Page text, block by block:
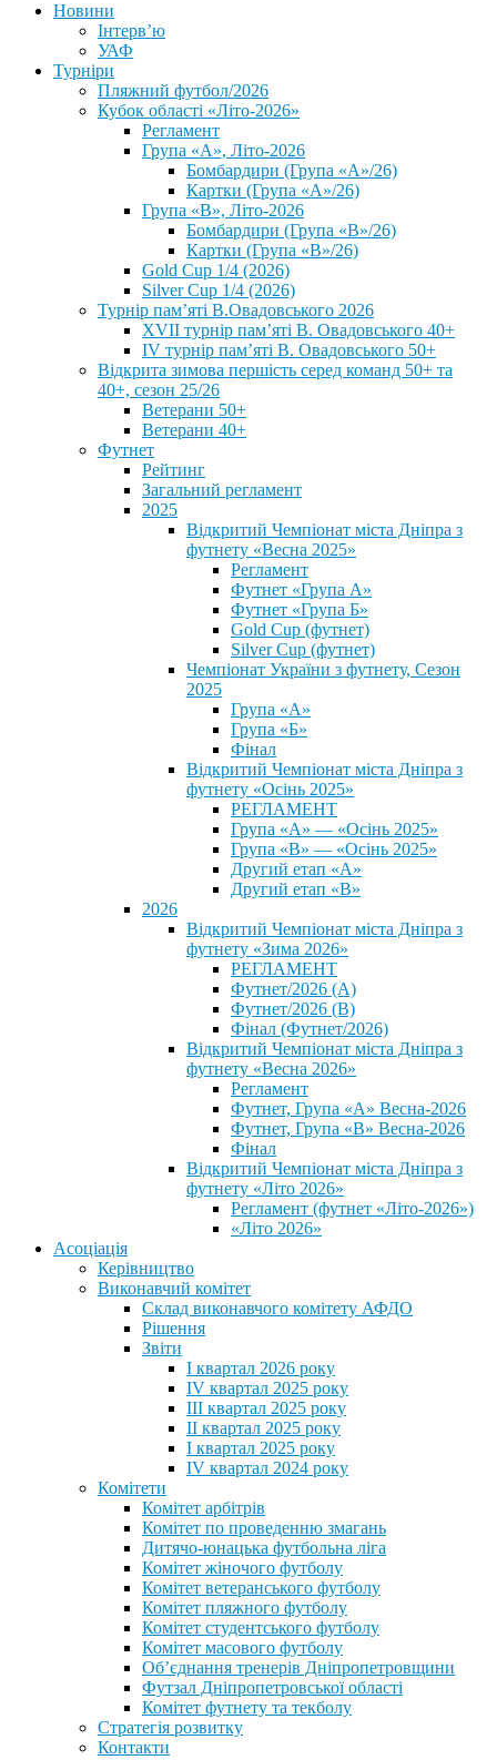
Новини
Інтерв’ю
УАФ
Турніри
Пляжний футбол/2026
Кубок області «Літо-2026»
Регламент
Група «А», Літо-2026
Бомбардири (Група «А»/26)
Картки (Група «А»/26)
Група «В», Літо-2026
Бомбардири (Група «В»/26)
Картки (Група «В»/26)
Gold Cup 1/4 (2026)
Silver Cup 1/4 (2026)
Турнір пам’яті В.Овадовського 2026
XVII турнір пам’яті В. Овадовського 40+
IV турнір пам’яті В. Овадовського 50+
Відкрита зимова першість серед команд 50+ та
40+, сезон 25/26
Ветерани 50+
Ветерани 40+
Футнет
Рейтинг
Загальний регламент
2025
Відкритий Чемпіонат міста Дніпра з
футнету «Весна 2025»
Регламент
Футнет «Група А»
Футнет «Група Б»
Gold Cup (футнет)
Silver Cup (футнет)
Чемпіонат України з футнету, Сезон
2025
Група «А»
Група «Б»
Фінал
Відкритий Чемпіонат міста Дніпра з
футнету «Осінь 2025»
РЕГЛАМЕНТ
Група «А» — «Осінь 2025»
Група «В» — «Осінь 2025»
Другий етап «А»
Другий етап «В»
2026
Відкритий Чемпіонат міста Дніпра з
футнету «Зима 2026»
РЕГЛАМЕНТ
Футнет/2026 (А)
Футнет/2026 (В)
Фінал (Футнет/2026)
Відкритий Чемпіонат міста Дніпра з
футнету «Весна 2026»
Регламент
Футнет, Група «А» Весна-2026
Футнет, Група «В» Весна-2026
Фінал
Відкритий Чемпіонат міста Дніпра з
футнету «Літо 2026»
Регламент (футнет «Літо-2026»)
«Літо 2026»
Асоціація
Керівництво
Виконавчий комітет
Склад виконавчого комітету АФДО
Рішення
Звіти
I квартал 2026 року
IV квартал 2025 року
III квартал 2025 року
II квартал 2025 року
I квартал 2025 року
IV квартал 2024 року
Комітети
Комітет арбітрів
Комітет по проведенню змагань
Дитячо-юнацька футбольна ліга
Комітет жіночого футболу
Комітет ветеранського футболу
Комітет пляжного футболу
Комітет студентського футболу
Комітет масового футболу
Обʼєднання тренерів Дніпропетровщини
Футзал Дніпропетровської області
Комітет футнету та текболу
Стратегія розвитку
Контакти